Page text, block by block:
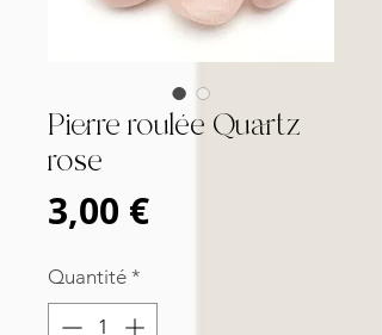
Pierre roulée Quartz
rose
3,00 €Prix
Quantité *